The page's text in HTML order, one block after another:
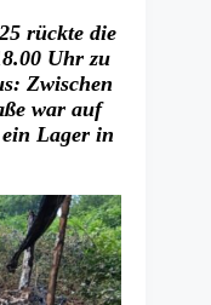
rückte die
Uhr zu
Zwischen
war auf
Lager in